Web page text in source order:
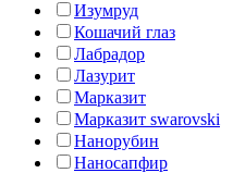
Изумруд
Кошачий глаз
Лабрадор
Лазурит
Марказит
Марказит swarovski
Нанорубин
Наносапфир